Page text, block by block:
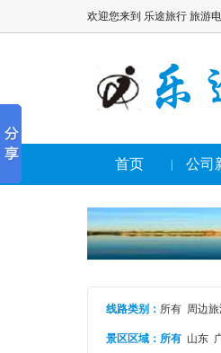
欢迎您来到 乐途旅行 旅游
首页 公司
线路类别 ： 所有 周边
景区区域： 所有 山东